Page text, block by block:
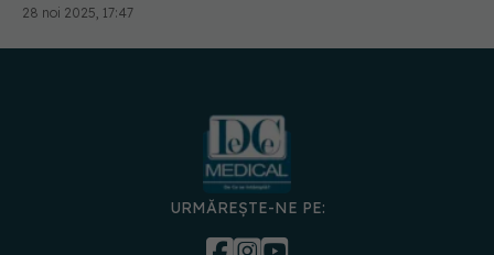
28 noi 2025, 17:47
URMĂREȘTE-NE PE: